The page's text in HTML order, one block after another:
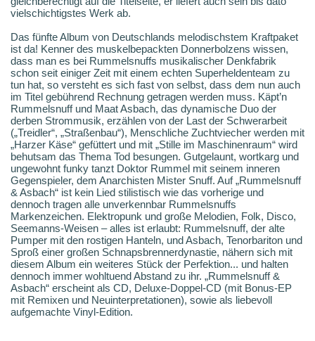
vielschichtigstes Werk ab.
Das fünfte Album von Deutschlands melodischstem Kraftpaket
ist da! Kenner des muskelbepackten Donnerbolzens wissen,
dass man es bei Rummelsnuffs musikalischer Denkfabrik
schon seit einiger Zeit mit einem echten Superheldenteam zu
tun hat, so versteht es sich fast von selbst, dass dem nun auch
im Titel gebührend Rechnung getragen werden muss. Käpt’n
Rummelsnuff und Maat Asbach, das dynamische Duo der
derben Strommusik, erzählen von der Last der Schwerarbeit
(„Treidler“, „Straßenbau“), Menschliche Zuchtviecher werden mit
„Harzer Käse“ gefüttert und mit „Stille im Maschinenraum“ wird
behutsam das Thema Tod besungen. Gutgelaunt, wortkarg und
ungewohnt funky tanzt Doktor Rummel mit seinem inneren
Gegenspieler, dem Anarchisten Mister Snuff. Auf „Rummelsnuff
& Asbach“ ist kein Lied stilistisch wie das vorherige und
dennoch tragen alle unverkennbar Rummelsnuffs
Markenzeichen. Elektropunk und große Melodien, Folk, Disco,
Seemanns-Weisen – alles ist erlaubt: Rummelsnuff, der alte
Pumper mit den rostigen Hanteln, und Asbach, Tenorbariton und
Sproß einer großen Schnapsbrennerdynastie, nähern sich mit
diesem Album ein weiteres Stück der Perfektion... und halten
dennoch immer wohltuend Abstand zu ihr. „Rummelsnuff &
Asbach“ erscheint als CD, Deluxe-Doppel-CD (mit Bonus-EP
mit Remixen und Neuinterpretationen), sowie als liebevoll
aufgemachte Vinyl-Edition.